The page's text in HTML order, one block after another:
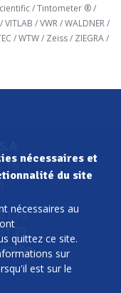
/ Tintometer ® /
/ VWR / WALDNER /
/ WTW / Zeiss / ZIEGRA /
70
79
nécessaires et
du site
nécessaires au
quittez ce site.
sur
est sur le